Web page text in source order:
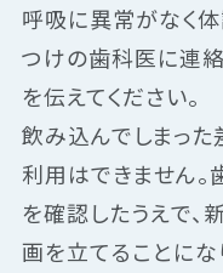
呼吸に異常がなく
つけの歯科医に連
を伝えてください。
飲み込んでしまっ
利用はできません
を確認したうえで
画を立てることにな